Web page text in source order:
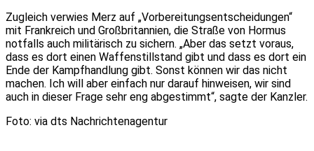
Zugleich verwies Merz auf „Vorbereitungsentscheidungen“
mit Frankreich und Großbritannien, die Straße von Hormus
notfalls auch militärisch zu sichern. „Aber das setzt voraus,
dass es dort einen Waffenstillstand gibt und dass es dort ein
Ende der Kampfhandlung gibt. Sonst können wir das nicht
machen. Ich will aber einfach nur darauf hinweisen, wir sind
auch in dieser Frage sehr eng abgestimmt“, sagte der Kanzler.
Foto: via dts Nachrichtenagentur